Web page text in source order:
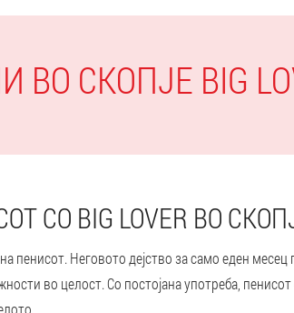
ВО СКОПЈЕ BIG
СО BIG LOVER ВО
Неговото дејство за само еден месец
во целост. Со постојана употреба,